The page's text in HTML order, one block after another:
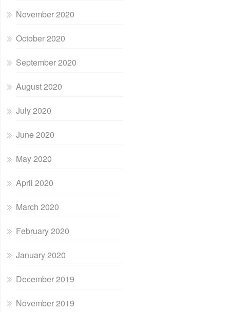
November 2020
October 2020
September 2020
August 2020
July 2020
June 2020
May 2020
April 2020
March 2020
February 2020
January 2020
December 2019
November 2019